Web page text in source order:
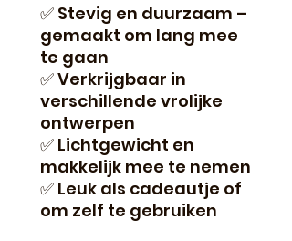
✅ Stevig en duurzaam –
gemaakt om lang mee
te gaan
✅ Verkrijgbaar in
verschillende vrolijke
ontwerpen
✅ Lichtgewicht en
makkelijk mee te nemen
✅ Leuk als cadeautje of
om zelf te gebruiken